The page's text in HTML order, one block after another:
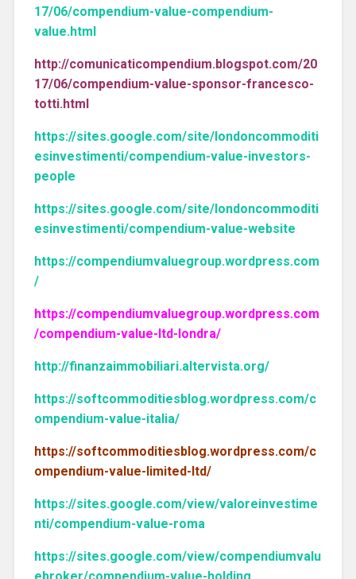
17/06/compendium-value-compendium-
value.html
http://comunicaticompendium.blogspot.com/20
17/06/compendium-value-sponsor-francesco-
totti.html
https://sites.google.com/site/londoncommoditi
esinvestimenti/compendium-value-investors-
people
https://sites.google.com/site/londoncommoditi
esinvestimenti/compendium-value-website
https://compendiumvaluegroup.wordpress.com
/
https://compendiumvaluegroup.wordpress.com
/compendium-value-ltd-londra/
http://finanzaimmobiliari.altervista.org/
https://softcommoditiesblog.wordpress.com/c
ompendium-value-italia/
https://softcommoditiesblog.wordpress.com/c
ompendium-value-limited-ltd/
https://sites.google.com/view/valoreinvestime
nti/compendium-value-roma
https://sites.google.com/view/compendiumvalu